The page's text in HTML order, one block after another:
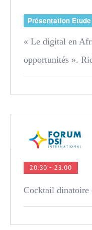
Présentation Etude
« Le digital en
opportunités ».
20:30 - 23:00
Cocktail dinatoire